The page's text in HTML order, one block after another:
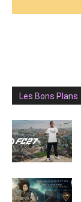
Les Bons Plans